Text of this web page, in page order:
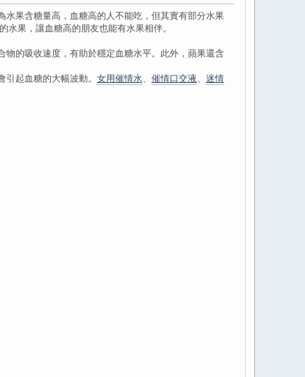
果含糖量高，血糖高的人不能吃，但其實有部分水果
果，讓血糖高的朋友也能有水果相伴。
的吸收速度，有助於穩定血糖水平。此外，蘋果還含
起血糖的大幅波動。 女用催情水 催情口交液
迷情